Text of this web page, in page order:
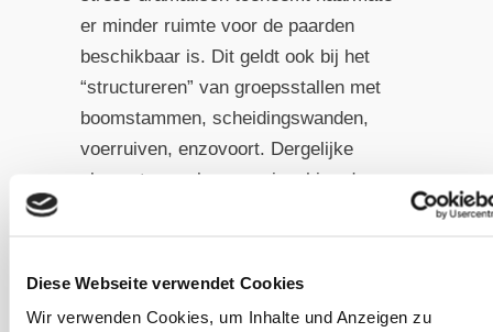
Diese Webseite verwendet Cookies
Wir verwenden Cookies, um Inhalte und Anzeigen zu
er minder ruimte voor de paarden
beschikbaar is. Dit geldt ook bij het
“structureren” van groepsstallen met
boomstammen, scheidingswanden,
voerruiven, enzovoort. Dergelijke
elementen verlengen misschien de